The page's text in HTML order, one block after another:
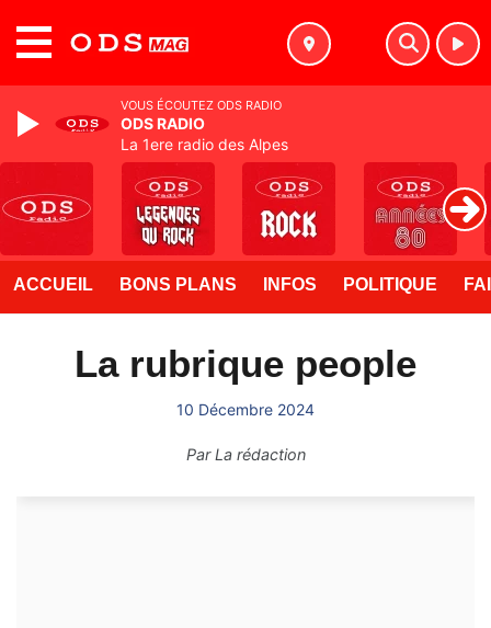
ACCUEIL BONS PLANS INFOS POLITIQUE
La rubrique people
10 Décembre 2024
ParLa rédaction
VOUS ÉCOUTEZ ODS RADIO
ODS RADIO
La 1ere radio des Alpes